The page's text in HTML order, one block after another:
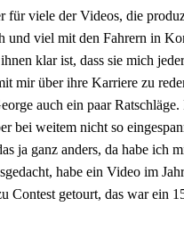
für viele der Videos, die
und viel mit den Fahrern in
klar ist, dass sie mich
mir über ihre Karriere zu
auch ein paar Ratschläge.
bei weitem nicht so
ja ganz anders, da habe ich
habe ein Video im
Contest getourt, das war ein